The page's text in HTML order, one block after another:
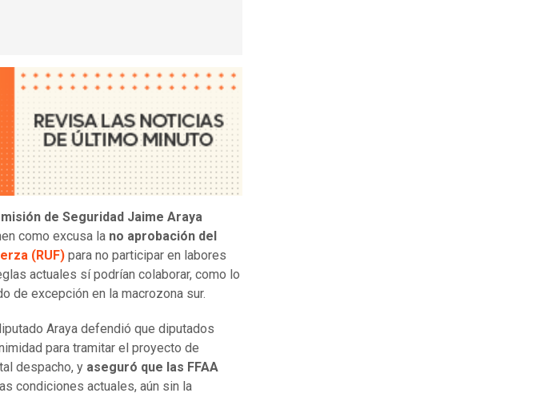
de Seguridad Jaime Araya
como excusa la no aprobación del
(RUF) para no participar en labores
actuales sí podrían colaborar, como lo
de excepción en la macrozona sur.
Araya defendió que diputados
para tramitar el proyecto de
despacho, y aseguró que las FFAA
condiciones actuales, aún sin la